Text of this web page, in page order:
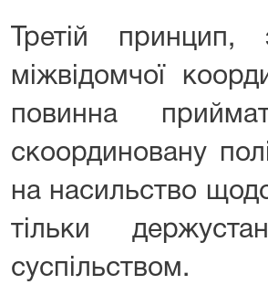
Третій
міжвідомчої
повинна
скоординовану
на насильство
тільки
суспільством.